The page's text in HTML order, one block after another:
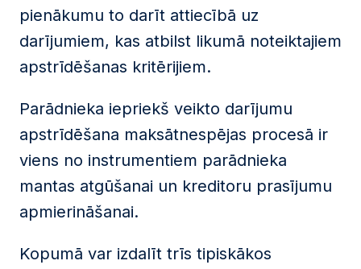
pienākumu to darīt attiecībā uz
darījumiem, kas atbilst likumā noteiktajiem
apstrīdēšanas kritērijiem.
Parādnieka iepriekš veikto darījumu
apstrīdēšana maksātnespējas procesā ir
viens no instrumentiem parādnieka
mantas atgūšanai un kreditoru prasījumu
apmierināšanai.
Kopumā var izdalīt trīs tipiskākos